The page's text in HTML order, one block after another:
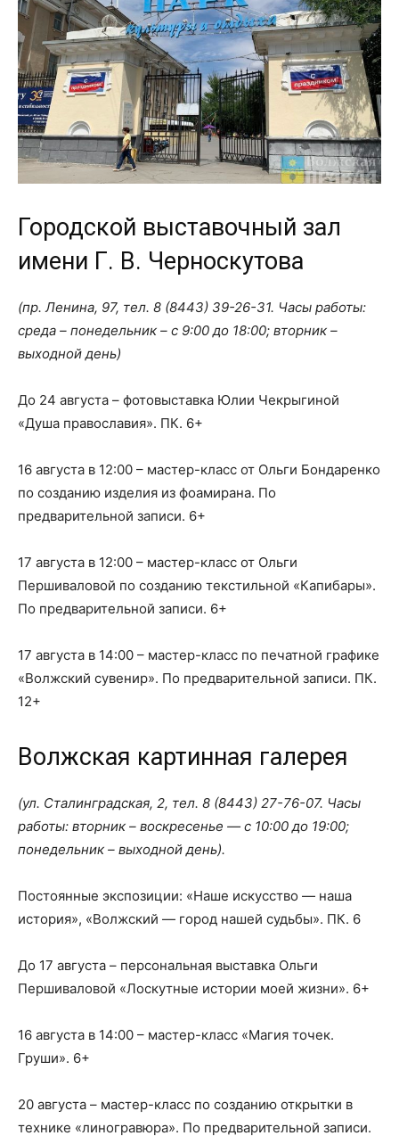
Городской выставочный зал
имени Г. В. Черноскутова
(пр. Ленина, 97, тел. 8 (8443) 39-26-31. Часы работы:
среда – понедельник – с 9:00 до 18:00; вторник –
выходной день)
До 24 августа – фотовыставка Юлии Чекрыгиной
«Душа православия». ПК. 6+
16 августа в 12:00 – мастер-класс от Ольги Бондаренко
по созданию изделия из фоамирана. По
предварительной записи. 6+
17 августа в 12:00 – мастер-класс от Ольги
Першиваловой по созданию текстильной «Капибары».
По предварительной записи. 6+
17 августа в 14:00 – мастер-класс по печатной графике
«Волжский сувенир». По предварительной записи. ПК.
12+
Волжская картинная галерея
(ул. Сталинградская, 2, тел. 8 (8443) 27-76-07. Часы
работы: вторник – воскресенье — с 10:00 до 19:00;
понедельник – выходной день).
Постоянные экспозиции: «Наше искусство — наша
история», «Волжский — город нашей судьбы». ПК. 6
До 17 августа – персональная выставка Ольги
Першиваловой «Лоскутные истории моей жизни». 6+
16 августа в 14:00 – мастер-класс «Магия точек.
Груши». 6+
20 августа – мастер-класс по созданию открытки в
технике «линогравюра». По предварительной записи.